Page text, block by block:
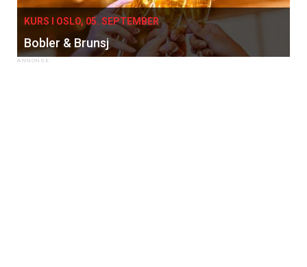
KURS I OSLO, 05. SEPTEMBER
Bobler & Brunsj